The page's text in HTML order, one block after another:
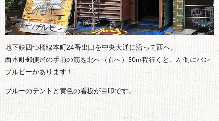
地下鉄四つ橋線本町24番出口を中央大通に沿って西へ。
西本町郵便局の手前の筋を北へ（右へ）50m程行くと、左側にバン
ブルビーがあります！
ブルーのテントと黄色の看板が目印です。